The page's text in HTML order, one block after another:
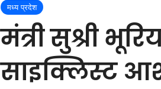
मध्य प्रदेश
मंत्री सुश्री
साइक्लिस्ट